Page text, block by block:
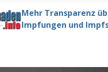
Mehr Transparenz
Impfungen und